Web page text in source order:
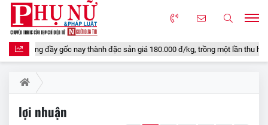
rụng đầy gốc nay thành đặc sản giá 180.000 đ/kg, trồng một lần thu hoạch
lợi nhuận